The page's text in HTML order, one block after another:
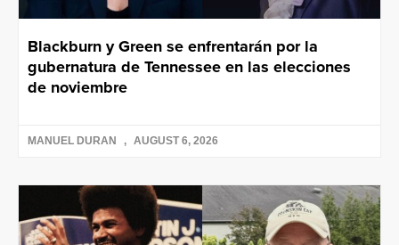
Blackburn y Green se enfrentarán por la
gubernatura de Tennessee en las elecciones
de noviembre
MANUEL DURAN AUGUST 6, 2026